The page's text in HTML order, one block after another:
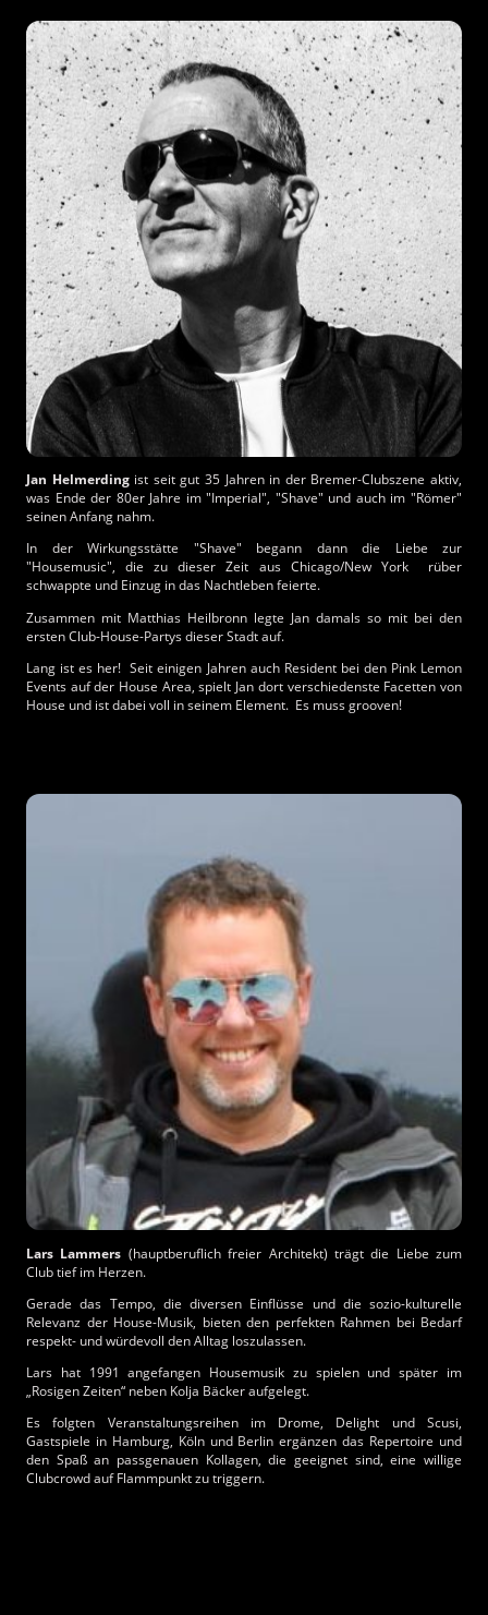
Jan Helmerdingist seit gut 35 Jahren in der Bremer-Clubszene aktiv,
was Ende der 80er Jahre im "Imperial", "Shave" und auch im "Römer"
seinen Anfang nahm.
In der Wirkungsstätte "Shave" begann dann die Liebe zur
"Housemusic", die zu dieser Zeit aus Chicago/New York rüber
schwappte und Einzug in das Nachtleben feierte.
Zusammen mit Matthias Heilbronn legte Jan damals so mit bei den
ersten Club-House-Partys dieser Stadt auf.
Lang ist es her! Seit einigen Jahren auch Resident bei den Pink Lemon
Events auf der House Area, spielt Jan dort verschiedenste Facetten von
House und ist dabei voll in seinem Element. Es muss grooven!
Lars Lammers (hauptberuflich freier Architekt) trägt die Liebe zum
Club tief im Herzen.
Gerade das Tempo, die diversen Einflüsse und die sozio-kulturelle
Relevanz der House-Musik, bieten den perfekten Rahmen bei Bedarf
respekt- und würdevoll den Alltag loszulassen.
Lars hat 1991 angefangen Housemusik zu spielen und später im
„Rosigen Zeiten“ neben Kolja Bäcker aufgelegt.
Es folgten Veranstaltungsreihen im Drome, Delight und Scusi,
Gastspiele in Hamburg, Köln und Berlin ergänzen das Repertoire und
den Spaß an passgenauen Kollagen, die geeignet sind, eine willige
Clubcrowd auf Flammpunkt zu triggern.